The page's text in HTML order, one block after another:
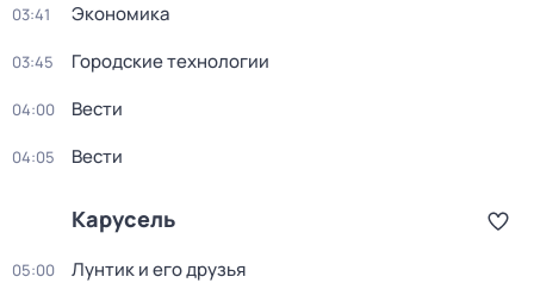
03:41 Экономика
03:45 Городские технологии
04:00 Вести
04:05 Вести
Карусель
05:00 Лунтик и его друзья